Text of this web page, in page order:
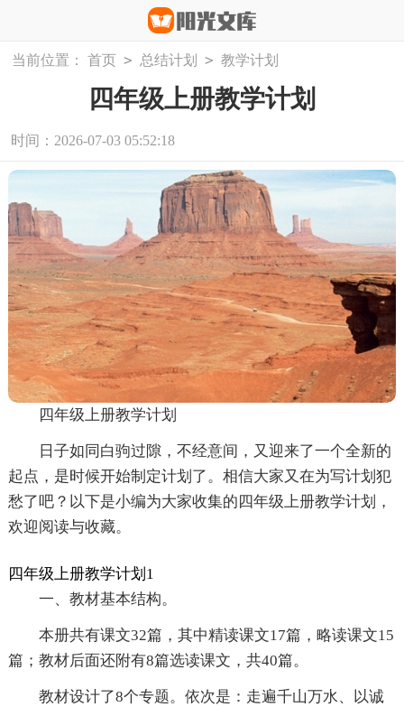
当前位置： 首页 > 总结计划 > 教学计划
四年级上册教学计划
时间：2026-07-03 05:52:18
四年级上册教学计划
日子如同白驹过隙，不经意间，又迎来了一个全新的
起点，是时候开始制定计划了。相信大家又在为写计划犯
愁了吧？以下是小编为大家收集的四年级上册教学计划，
欢迎阅读与收藏。
四年级上册教学计划1
一、教材基本结构。
本册共有课文32篇，其中精读课文17篇，略读课文15
篇；教材后面还附有8篇选读课文，共40篇。
教材设计了8个专题。依次是：走遍千山万水、以诚